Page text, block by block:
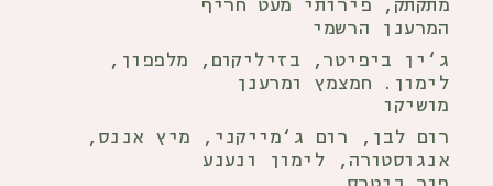
מתקתק, פירותי מעט חריף
המרענן הרשמי
ג‘ין ביפיטר, בזיליקום, מלפפון,
לימון. חמצמץ ומרענן
מושיקו
רום לבן, רום ג‘מייקני, מיץ אננס,
אנגוסטורה, לימון ונענע